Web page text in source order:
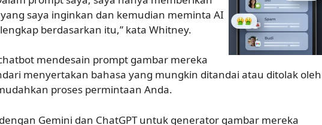
saya inginkan dan kemudian meminta AI
berdasarkan itu,” kata Whitney.
mendesain prompt gambar mereka
menyertakan bahasa yang mungkin ditandai atau ditolak oleh
proses permintaan Anda.
Gemini dan ChatGPT untuk generator gambar mereka